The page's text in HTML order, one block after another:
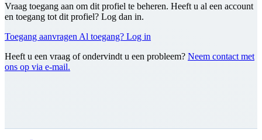
Vraag toegang aan om dit profiel te beheren. Heeft u al een account
en toegang tot dit profiel? Log dan in.
Toegang aanvragen Al toegang? Log in
Heeft u een vraag of ondervindt u een probleem? Neem contact met
ons op via e-mail.